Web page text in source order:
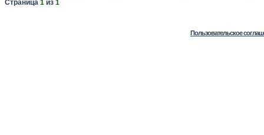
Страница 1 из 1
Пользовательское